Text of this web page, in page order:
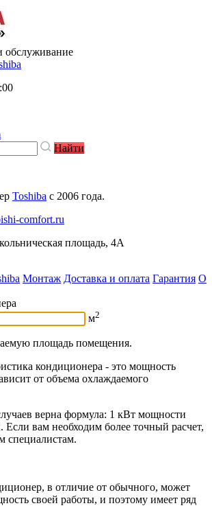
обслуживание
Найти
Toshiba c 2006 года.
comfort.ru
площадь, 4А
Монтаж Доставка и оплата Гарантия О
м2
площадь помещения.
кондиционера - это мощность
от объема охлаждаемого
верна формула: 1 кВт мощности
Если вам необходим более точный расчет,
специалистам.
в отличие от обычного, может
своей работы, и поэтому имеет ряд